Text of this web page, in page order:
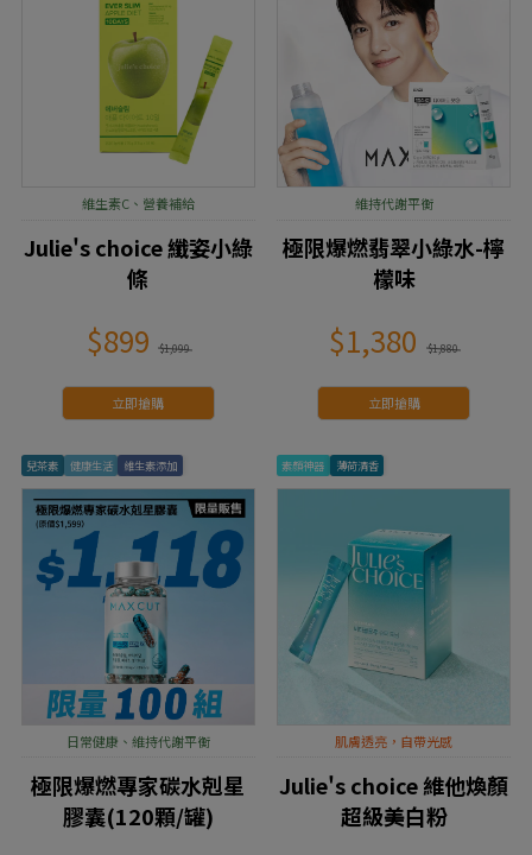
維生素C、營養補給
Julie's choice 纖姿小綠
條
$899 $1,099
立即搶購
維持代謝平衡
極限爆燃翡翠小綠水-檸
檬味
$1,380 $1,880
立即搶購
兒茶素 健康生活 維生素添加
日常健康、維持代謝平衡
極限爆燃專家碳水剋星
膠囊(120顆/罐)
素顏神器 薄荷清香
肌膚透亮，自帶光感
Julie's choice 維他煥顏
超級美白粉